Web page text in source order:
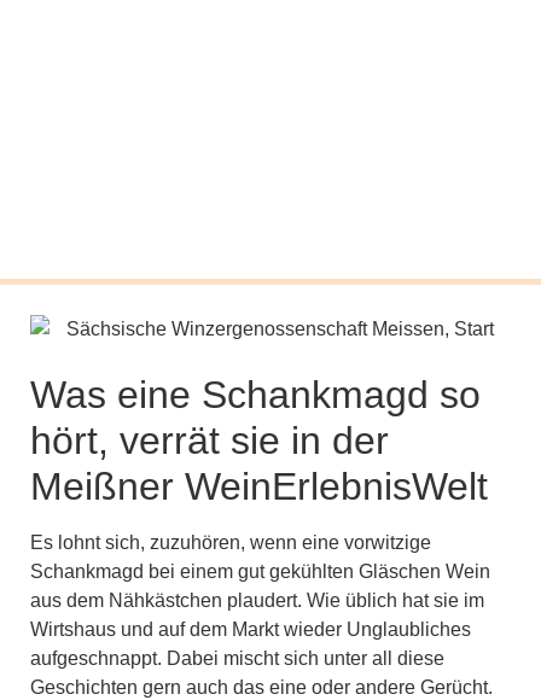
Was eine Schankmagd so
hört, verrät sie in der
Meißner WeinErlebnisWelt
Es lohnt sich, zuzuhören, wenn eine vorwitzige
Schankmagd bei einem gut gekühlten Gläschen Wein
aus dem Nähkästchen plaudert. Wie üblich hat sie im
Wirtshaus und auf dem Markt wieder Unglaubliches
aufgeschnappt. Dabei mischt sich unter all diese
Geschichten gern auch das eine oder andere Gerücht.